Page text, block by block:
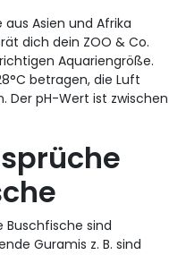
Asien und Afrika
dich dein ZOO & Co.
Aquariengröße.
betragen, die Luft
Der pH-Wert ist zwischen
Buschfische sind
Guramis z. B. sind